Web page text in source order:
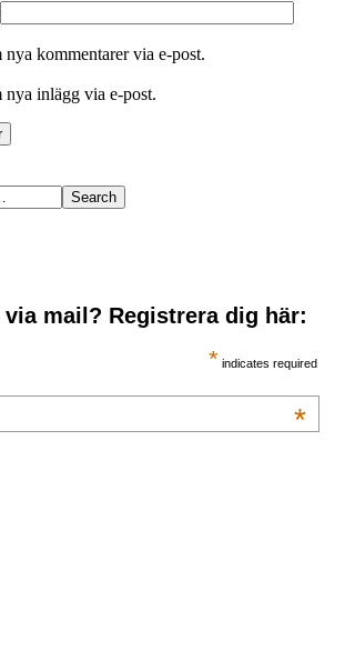
kommentarer via e-post.
inlägg via e-post.
mail? Registrera dig här:
* indicates required
*